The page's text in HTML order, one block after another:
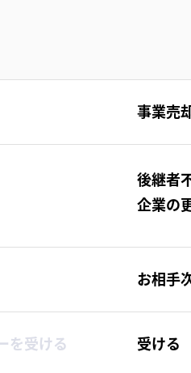
事業売
後継者
企業の
お相手
を受ける 受ける